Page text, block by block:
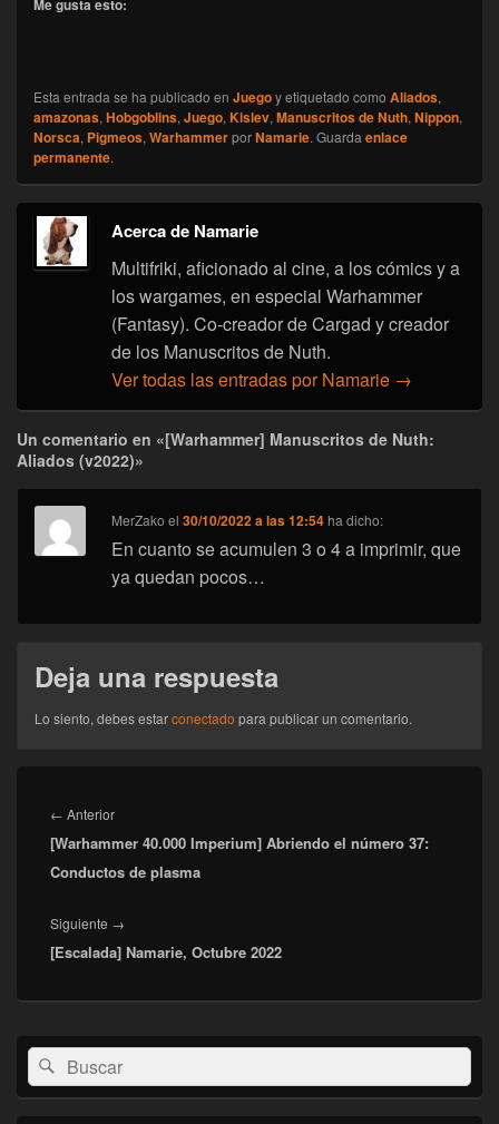
Esta entrada se ha publicado en Juegoy etiquetado como Aliados,
amazonas, Hobgoblins, Juego, Kislev, Manuscritos de Nuth, Nippon,
Norsca, Pigmeos, WarhammerporNamarie. Guarda enlace
permanente.
Acerca de Namarie
Multifriki, aficionado al cine, a los cómics y a
los wargames, en especial Warhammer
(Fantasy). Co-creador de Cargad y creador
de los Manuscritos de Nuth.
Ver todas las entradas por Namarie →
Un comentario en «[Warhammer] Manuscritos de Nuth:
Aliados (v2022)»
MerZako el30/10/2022 a las 12:54 ha dicho:
En cuanto se acumulen 3 o 4 a imprimir, que
ya quedan pocos…
Deja una respuesta
Lo siento, debes estarconectado para publicar un comentario.
de
entradas
← AnteriorEntrada
anterior:
[Warhammer 40.000 Imperium] Abriendo el número 37:
Conductos de plasma
Siguiente →
siguiente:
[Escalada] Namarie, Octubre 2022
área
de
widget
Buscar
por:
Buscar